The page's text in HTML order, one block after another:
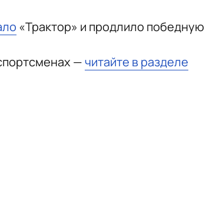
«Трактор» и продлило победную
—читайте в разделе